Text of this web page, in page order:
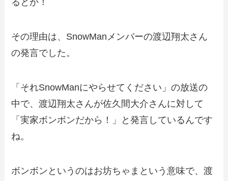
るとか！
その理由は、SnowManメンバーの渡辺翔太さん
の発言でした。
「それSnowManにやらせてください」の放送の
中で、渡辺翔太さんが佐久間大介さんに対して
「実家ボンボンだから！」と発言しているんです
ね。
ボンボンというのはお坊ちゃまという意味で、渡